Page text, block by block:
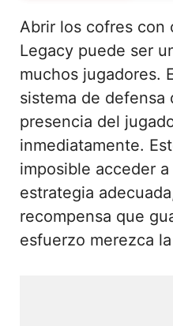
Abrir los cofres con
Legacy puede ser
muchos jugadores.
sistema de defensa
presencia del
inmediatamente.
imposible acceder
estrategia
recompensa que
esfuerzo merezca